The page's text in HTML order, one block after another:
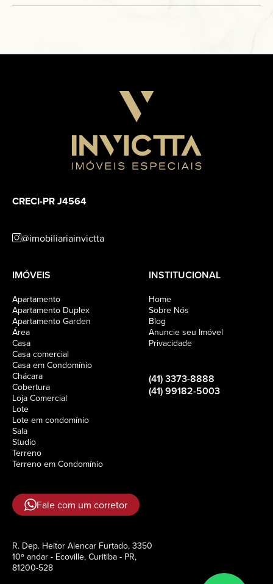
CRECI-PR J4564
@imobiliariainvictta
IMÓVEIS
Apartamento
Apartamento Duplex
Apartamento Garden
Área
Casa
Casa comercial
Casa em Condomínio
Chácara
Cobertura
Loja Comercial
Lote
Lote em condomínio
Sala
Studio
Terreno
Terreno em Condomínio
INSTITUCIONAL
Home
Sobre Nós
Blog
Anuncie seu Imóvel
Privacidade
(41) 3373-8888
(41) 99182-5003
Fale com um corretor
R. Dep. Heitor Alencar Furtado, 3350
10º andar - Ecoville, Curitiba - PR,
81200-528